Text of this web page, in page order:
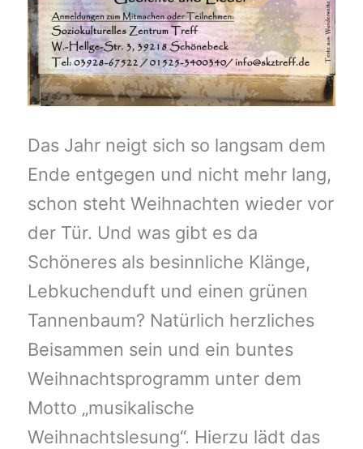
Das Jahr neigt sich so langsam dem
Ende entgegen und nicht mehr lang,
schon steht Weihnachten wieder vor
der Tür. Und was gibt es da
Schöneres als besinnliche Klänge,
Lebkuchenduft und einen grünen
Tannenbaum? Natürlich herzliches
Beisammen sein und ein buntes
Weihnachtsprogramm unter dem
Motto „musikalische
Weihnachtslesung“. Hierzu lädt das